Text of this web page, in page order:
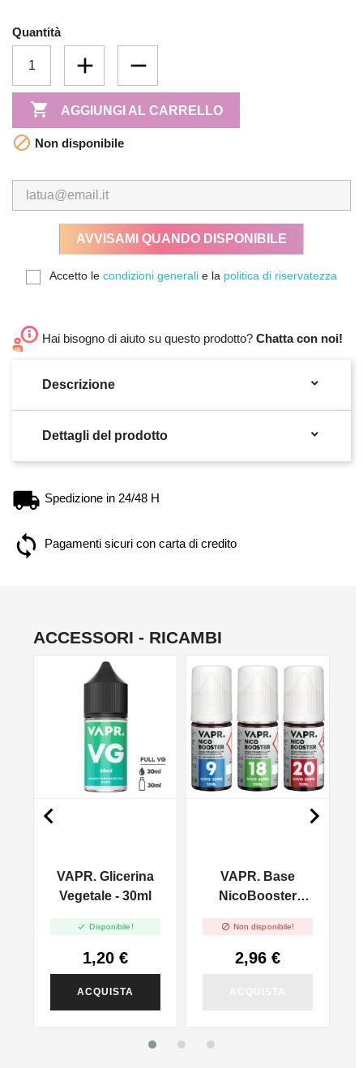
Quantità
 AGGIUNGI AL CARRELLO
 Non disponibile
AVVISAMI QUANDO DISPONIBILE
Accetto le condizioni generali e la politica di riservatezza
Hai bisogno di aiuto su questo prodotto? Chatta con noi!
Descrizione 
Dettagli del prodotto 
Spedizione in 24/48 H
Pagamenti sicuri con carta di credito
ACCESSORI - RICAMBI
VAPR. Glicerina
Vegetale - 30ml
 Disponibile!
1,20 €
ACQUISTA
VAPR. Base
NicoBooster
 Non disponibile!
2,96 €
 